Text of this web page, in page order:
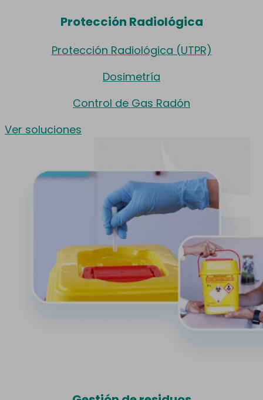
Protección Radiológica
Protección Radiológica (UTPR)
Dosimetría
Control de Gas Radón
Ver soluciones